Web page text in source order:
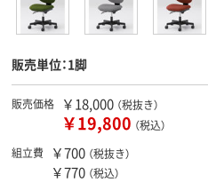
販売単位：1脚
販売価格 ￥18,000 （税抜き）
￥19,800 （税込）
組立費
￥700 （税抜き）
￥770 （税込）